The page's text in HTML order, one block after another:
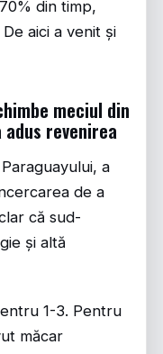
din timp,
aici a venit și
meciul din
revenirea
a
de a
că sud-
și altă
1-3. Pentru
măcar